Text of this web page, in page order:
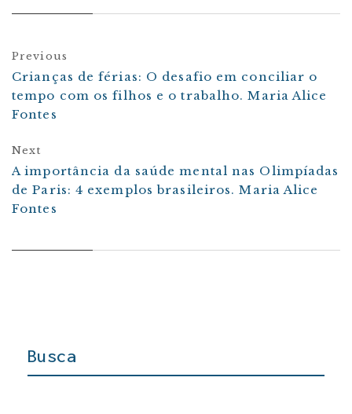
Previous
Crianças de férias: O desafio em conciliar o
tempo com os filhos e o trabalho. Maria Alice
Fontes
Next
A importância da saúde mental nas Olimpíadas
de Paris: 4 exemplos brasileiros. Maria Alice
Fontes
Busca